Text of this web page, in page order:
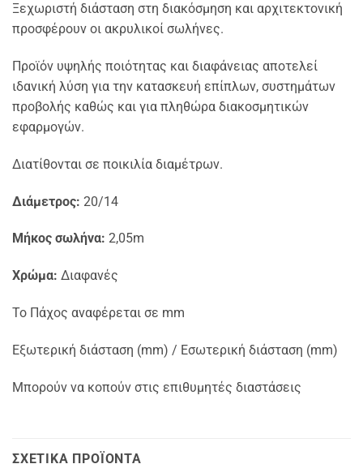
Ξεχωριστή διάσταση στη διακόσμηση και αρχιτεκτονική
προσφέρουν οι ακρυλικοί σωλήνες.
Προϊόν υψηλής ποιότητας και διαφάνειας αποτελεί
ιδανική λύση για την κατασκευή επίπλων, συστημάτων
προβολής καθώς και για πληθώρα διακοσμητικών
εφαρμογών.
Διατίθονται σε ποικιλία διαμέτρων.
Διάμετρος: 20/14
Mήκος σωλήνα: 2,05m
Χρώμα: Διαφανές
Το Πάχος αναφέρεται σε mm
Εξωτερική διάσταση (mm) / Εσωτερική διάσταση (mm)
Μπορούν να κοπούν στις επιθυμητές διαστάσεις
ΣΧΕΤΙΚΆ ΠΡΟΪΌΝΤΑ